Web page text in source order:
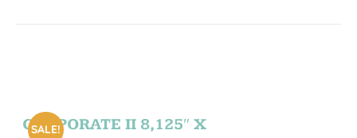
SALE!
CORPORATE II 8,125″ X